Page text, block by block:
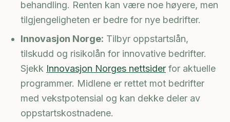
behandling. Renten kan være noe høyere, men
tilgjengeligheten er bedre for nye bedrifter.
Innovasjon Norge: Tilbyr oppstartslån,
tilskudd og risikolån for innovative bedrifter.
Sjekk Innovasjon Norges nettsider for aktuelle
programmer. Midlene er rettet mot bedrifter
med vekstpotensial og kan dekke deler av
oppstartskostnadene.